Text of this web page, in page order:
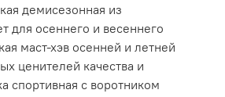
демисезонная из
для осеннего и весеннего
маст-хэв осенней и летней
ценителей качества и
спортивная с воротником